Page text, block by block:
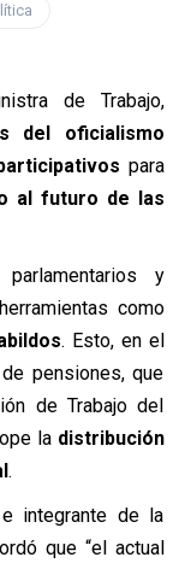
de Trabajo,
del oficialismo
para
al futuro de las
y
como
. Esto, en el
pensiones, que
de Trabajo del
la distribución
.
integrante de la
que “el actual